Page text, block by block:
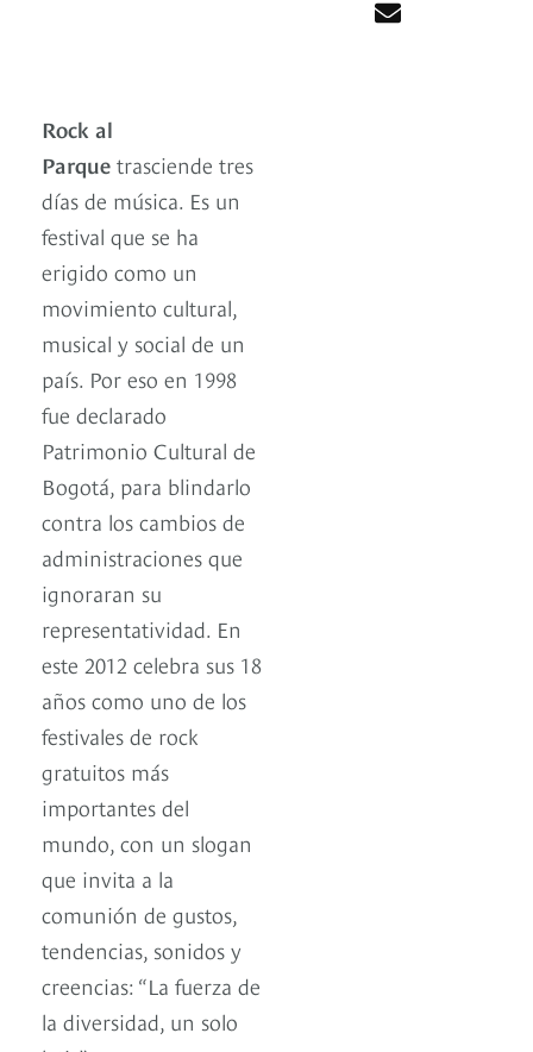
Rock al
Parque trasciende tres
días de música. Es un
festival que se ha
erigido como un
movimiento cultural,
musical y social de un
país. Por eso en 1998
fue declarado
Patrimonio Cultural de
Bogotá, para blindarlo
contra los cambios de
administraciones que
ignoraran su
representatividad. En
este 2012 celebra sus 18
años como uno de los
festivales de rock
gratuitos más
importantes del
mundo, con un slogan
que invita a la
comunión de gustos,
tendencias, sonidos y
creencias: “La fuerza de
la diversidad, un solo